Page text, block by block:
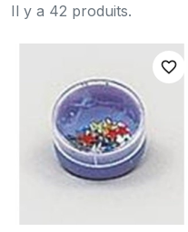
Il y a 42 produits.
favorite_border